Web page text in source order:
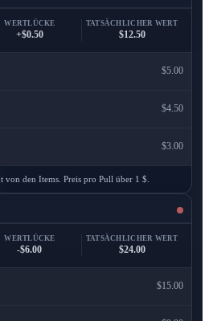
WERTLÜCKE
+$0.50
TATSÄCHLICHER WERT
$12.50
$5.00
$4.50
$3.00
von den Items. Preis pro Pull über 1 $.
WERTLÜCKE
-$6.00
TATSÄCHLICHER WERT
$24.00
$15.00